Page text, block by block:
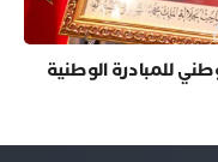
للمبادرة الوطنية